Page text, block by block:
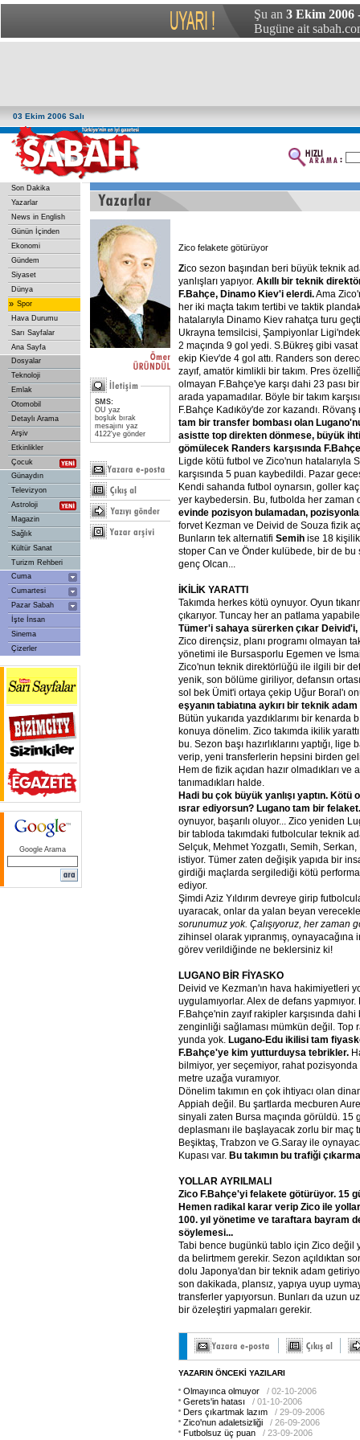
Şu an 3 Ekim 2006
Bugüne ait
03 Ekim 2006 Salı
Son Dakika
Yazarlar
News in English
Günün İçinden
Ekonomi
Gündem
Siyaset
Dünya
» Spor
Hava Durumu
Sarı Sayfalar
Ana Sayfa
Dosyalar
Teknoloji
Emlak
Otomobil
Detaylı Arama
Arşiv
Etkinlikler
Çocuk
Günaydın
Televizyon
Astroloji
Magazin
Sağlık
Kültür Sanat
Turizm Rehberi
Cuma
Cumartesi
Pazar Sabah
İşte İnsan
Sinema
Çizerler
Google Arama
SMS:
OU yaz
boşluk bırak
mesajını yaz
4122'ye gönder
Zico felakete götürüyor
Zico sezon başından beri büyük teknik
yanlışları yapıyor. Akıllı bir teknik
F.Bahçe, Dinamo Kiev'i elerdi.Ama
her iki maçta takım tertibi ve taktik
hatalarıyla Dinamo Kiev rahatça turu
Ukrayna temsilcisi, Şampiyonlar
2 maçında 9 gol yedi. S.Bükreş gibi vasat
ekip Kiev'de 4 gol attı. Randers son
zayıf, amatör kimlikli bir takım. Pres
olmayan F.Bahçe'ye karşı dahi 23 pası bir
arada yapamadılar. Böyle bir takım
F.Bahçe Kadıköy'de zor kazandı.
tam bir transfer bombası olan
asistte top direkten dönmese, büyük
gömülecek Randers karşısında F.Bahçe
Ligde kötü futbol ve Zico'nun hatalarıyla
karşısında 5 puan kaybedildi. Pazar
Kendi sahanda futbol oynarsın, goller
yer kaybedersin. Bu, futbolda her zaman
evinde pozisyon bulamadan,
forvet Kezman ve Deivid de Souza fizik
Bunların tek alternatifi Semih ise 18
stoper Can ve Önder kulübede, bir de bu
genç Olcan...
İKİLİK YARATTI
Takımda herkes kötü oynuyor. Oyun
çıkarıyor. Tuncay her an patlama
Tümer'i sahaya sürerken çıkar Deivid'i,
Zico dirençsiz, planı programı olmayan
yönetimi ile Bursasporlu Egemen ve
Zico'nun teknik direktörlüğü ile ilgili bir
yenik, son bölüme giriliyor, defansın
sol bek Ümit'i ortaya çekip Uğur Boral'ı
eşyanın tabiatına aykırı bir teknik adam
Bütün yukarıda yazdıklarımı bir kenarda
konuya dönelim. Zico takımda ikilik
bu. Sezon başı hazırlıklarını yaptığı, lige
verip, yeni transferlerin hepsini birden
Hem de fizik açıdan hazır olmadıkları ve
tanımadıkları halde.
Hadi bu çok büyük yanlışı yaptın. Kötü
ısrar ediyorsun? Lugano tam bir felaket.
oynuyor, başarılı oluyor... Zico yeniden
bir tabloda takımdaki futbolcular teknik
Selçuk, Mehmet Yozgatlı, Semih, Serkan,
istiyor. Tümer zaten değişik yapıda bir
girdiği maçlarda sergilediği kötü
ediyor.
Şimdi Aziz Yıldırım devreye girip
uyaracak, onlar da yalan beyan
sorunumuz yok. Çalışıyoruz, her zaman
zihinsel olarak yıpranmış,
görev verildiğinde ne beklersiniz ki!
LUGANO BİR FİYASKO
Deivid ve Kezman'ın hava hakimiyetleri
uygulamıyorlar. Alex de defans
F.Bahçe'nin zayıf rakipler karşısında
zenginliği sağlaması mümkün değil. Top
yunda yok. Lugano-Edu ikilisi tam
F.Bahçe'ye kim yutturduysa tebrikler.
bilmiyor, yer seçemiyor, rahat
metre uzağa vuramıyor.
Dönelim takımın en çok ihtiyacı olan
Appiah değil. Bu şartlarda mecburen
sinyali zaten Bursa maçında görüldü. 15
deplasmanı ile başlayacak zorlu bir maç
Beşiktaş, Trabzon ve G.Saray ile
Kupası var. Bu takımın bu trafiği
YOLLAR AYRILMALI
Zico F.Bahçe'yi felakete götürüyor. 15
Hemen radikal karar verip Zico ile
100. yıl yönetime ve taraftara bayram
söylemesi...
Tabi bence bugünkü tablo için Zico değil
da belirtmem gerekir. Sezon açıldıktan
dolu Japonya'dan bir teknik adam
son dakikada, plansız, yapıya uyup
transferler yapıyorsun. Bunları da uzun
bir özeleştiri yapmaları gerekir.
YAZARIN ÖNCEKİ YAZILARI
Olmayınca olmuyor
/ 02-10-2006
Gerets'in hatası
/ 01-10-2006
Ders çıkartmak lazım
/ 29-09-2006
Zico'nun adaletsizliği
/ 26-09-2006
Futbolsuz üç puan
/ 23-09-2006